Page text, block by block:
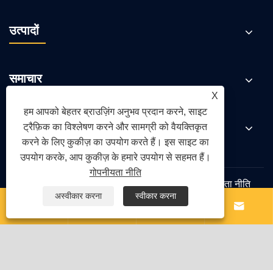
उत्पादों
समाचार
संपर्क करें
RSS XML गोपनीयता नीति
 
X
हम आपको बेहतर ब्राउज़िंग अनुभव प्रदान करने, साइट
ट्रैफ़िक का विश्लेषण करने और सामग्री को वैयक्तिकृत
करने के लिए कुकीज़ का उपयोग करते हैं। इस साइट का
उपयोग करके, आप कुकीज़ के हमारे उपयोग से सहमत हैं।
गोपनीयता नीति
अस्वीकार करना स्वीकार करना